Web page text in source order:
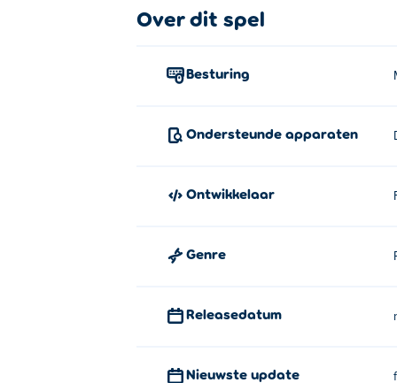
Wie heeft Recoil bedacht?
Je kunt Recoil gratis spelen op Poki.
Je kunt Recoil gratis spelen op mobiel en
Over dit spel
Besturing
Ondersteunde apparaten
Ontwikkelaar
Genre
Releasedatum
Nieuwste update